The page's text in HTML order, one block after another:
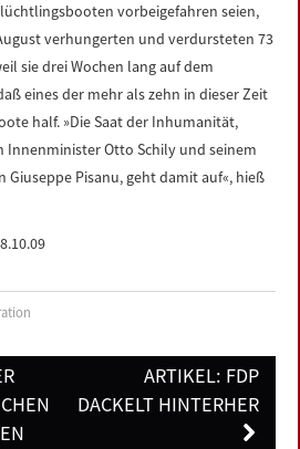
vorbeigefahren seien,
verhungerten und verdursteten 73
sie drei Wochen lang auf dem
eines der mehr als zehn in dieser Zeit
half. »Die Saat der Inhumanität,
Innenminister Otto Schily und seinem
Pisanu, geht damit auf«, hieß
ARTIKEL: FDP
DACKELT HINTERHER